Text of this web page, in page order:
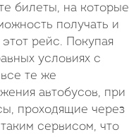
билеты, на которые
получать и
рейс. Покупая
условиях с
те же
автобусов, при
проходящие через
сервисом, что